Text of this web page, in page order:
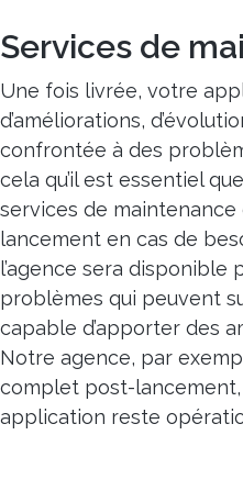
Services de
Une fois livrée, votre
d’améliorations,
confrontée à des
cela qu’il est essentiel
services de
lancement en cas de
l’agence sera disponible
problèmes qui peuvent
capable d’apporter des
Notre agence, par
complet post-
application reste